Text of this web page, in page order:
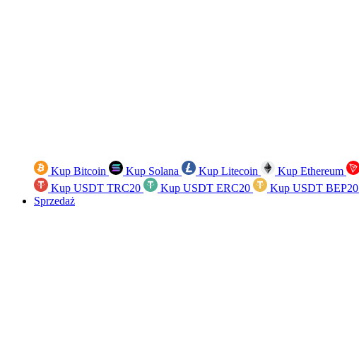
Kup Bitcoin Kup Solana Kup Litecoin Kup Ethereum
Kup USDT TRC20
Kup USDT ERC20 Kup USDT BEP20
Sprzedaż